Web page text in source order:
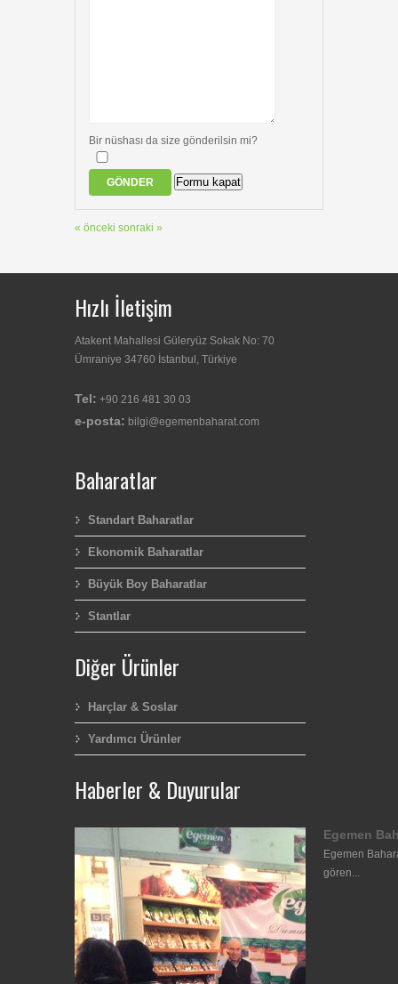
Bir nüshası da size gönderilsin mi?
GÖNDER Formu kapat
« önceki sonraki »
Hızlı İletişim
Atakent Mahallesi Güleryüz Sokak No: 70
Ümraniye 34760 İstanbul, Türkiye
Tel: +90 216 481 30 03
e-posta: bilgi@egemenbaharat.com
Baharatlar
Standart Baharatlar
Ekonomik Baharatlar
Büyük Boy Baharatlar
Stantlar
Diğer Ürünler
Harçlar & Soslar
Yardımcı Ürünler
Haberler & Duyurular
Egemen
Egemen
gören...